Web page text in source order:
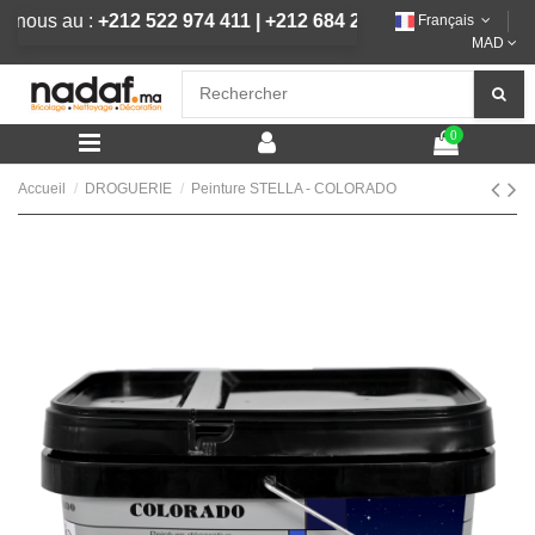
nous au :+212 522 974 411|+212 684 292 444Français
MAD
0
Accueil DROGUERIE Peinture STELLA - COLORADO